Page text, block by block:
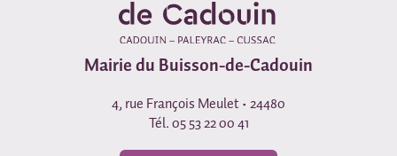
Mairie du Buisson-de-Cadouin
4, rue François Meulet • 24480
Tél. 05 53 22 00 41